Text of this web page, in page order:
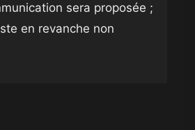
sera proposée ;
en revanche non